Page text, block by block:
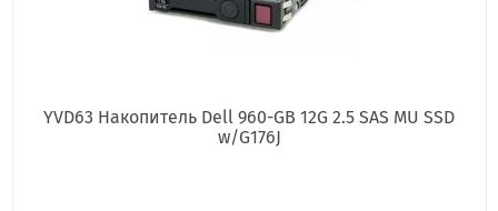
YVD63 Накопитель Dell 960-GB 12G 2.5 SAS MU SSD
w/G176J